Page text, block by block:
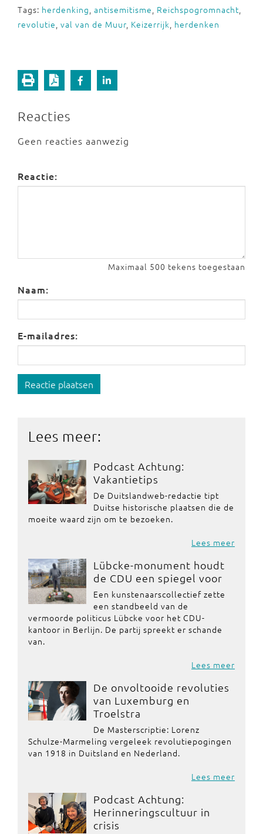
Tags: herdenking antisemitisme Reichspogromnacht
revolutie val van de Muur Keizerrijk herdenken
Reacties
Geen reacties aanwezig
Reactie:
Maximaal 500 tekens toegestaan
Naam:
E-mailadres:
Reactie plaatsen
Lees meer:
Podcast Achtung:
Vakantietips
De Duitslandweb-redactie tipt
Duitse historische plaatsen die de
moeite waard zijn om te bezoeken.
Lees meer
Lübcke-monument houdt
de CDU een spiegel voor
Een kunstenaarscollectief zette
een standbeeld van de
vermoorde politicus Lübcke voor het CDU-
kantoor in Berlijn. De partij spreekt er schande
van.
Lees meer
De onvoltooide revoluties
van Luxemburg en
Troelstra
De Masterscriptie: Lorenz
Schulze-Marmeling vergeleek revolutiepogingen
van 1918 in Duitsland en Nederland.
Lees meer
Podcast Achtung:
Herinneringscultuur in
crisis